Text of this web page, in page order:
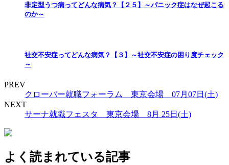
非定型うつ病ってどんな病気？【２５】～パニック症はなぜ起こる
のか～
社交不安症ってどんな病気？【３】～社交不安症の困り度チェック
～
PREV
クローバー就職フォーラム 東京会場 07月07日(土)
NEXT
サーナ就職フェスタ 東京会場 8月 25日(土)
よく読まれている記事